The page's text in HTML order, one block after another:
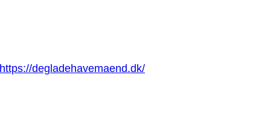
https://degladehavemaend.dk/